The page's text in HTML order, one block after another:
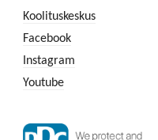
Koolituskeskus
Facebook
Instagram
Youtube